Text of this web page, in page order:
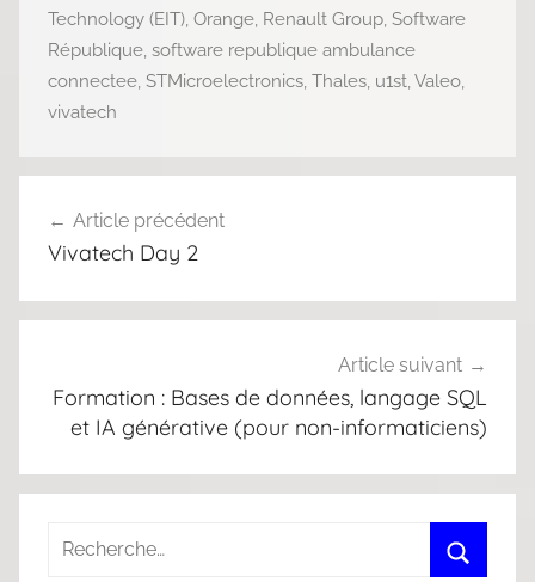
Technology (EIT), Orange, Renault Group, Software
République, software republique ambulance
connectee, STMicroelectronics, Thales, u1st, Valeo,
vivatech
de
Article précédent
Vivatech Day 2
Article suivant
Formation : Bases de données, langage SQL
et IA générative (pour non-informaticiens)